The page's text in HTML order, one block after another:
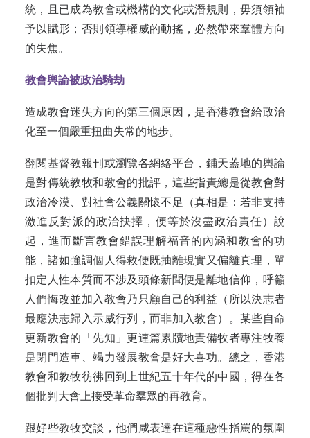
統，且已成為教會或機構的文化或潛規則，毋須領袖
予以賦形；否則領導權威的動搖，必然帶來羣體方向
的失焦。
教會輿論被政治騎劫
造成教會迷失方向的第三個原因，是香港教會給政治
化至一個嚴重扭曲失常的地步。
翻閱基督教報刊或瀏覽各網絡平台，鋪天蓋地的輿論
是對傳統教牧和教會的批評，這些指責總是從教會對
政治冷漠、對社會公義關懷不足（真相是：若非支持
激進反對派的政治抉擇，便等於沒盡政治責任）說
起，進而斷言教會錯誤理解福音的內涵和教會的功
能，諸如強調個人得救便既抽離現實又偏離真理，單
扣定人性本質而不涉及頭條新聞便是離地信仰，呼籲
人們悔改並加入教會乃只顧自己的利益（所以決志者
最應決志歸入示威行列，而非加入教會）。某些自命
更新教會的「先知」更連篇累牘地責備牧者專注牧養
是閉門造車、竭力發展教會是好大喜功。總之，香港
教會和教牧彷彿回到上世紀五十年代的中國，得在各
個批判大會上接受革命羣眾的再教育。
跟好些教牧交談，他們咸表達在這種惡性指罵的氛圍